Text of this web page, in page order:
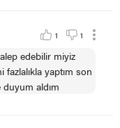
1 1
edebilir miyiz
yaptım son
duyum aldım